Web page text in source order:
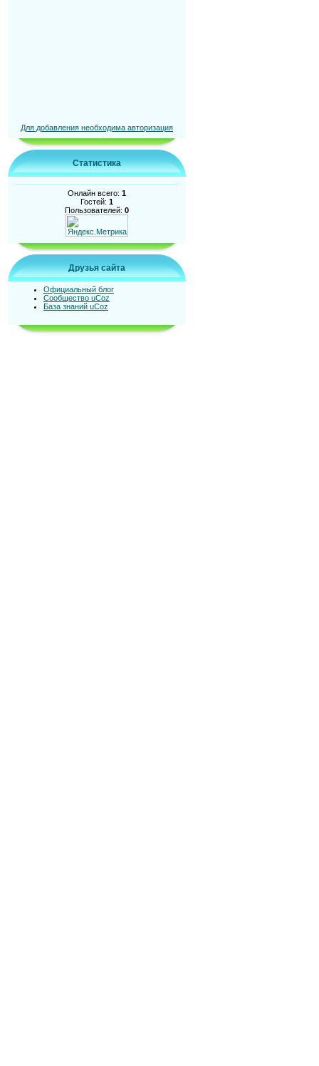
Для добавления необходима авторизация
Статистика
Онлайн всего: 1
Гостей: 1
Пользователей: 0
Друзья сайта
Официальный блог
Сообщество uCoz
База знаний uCoz